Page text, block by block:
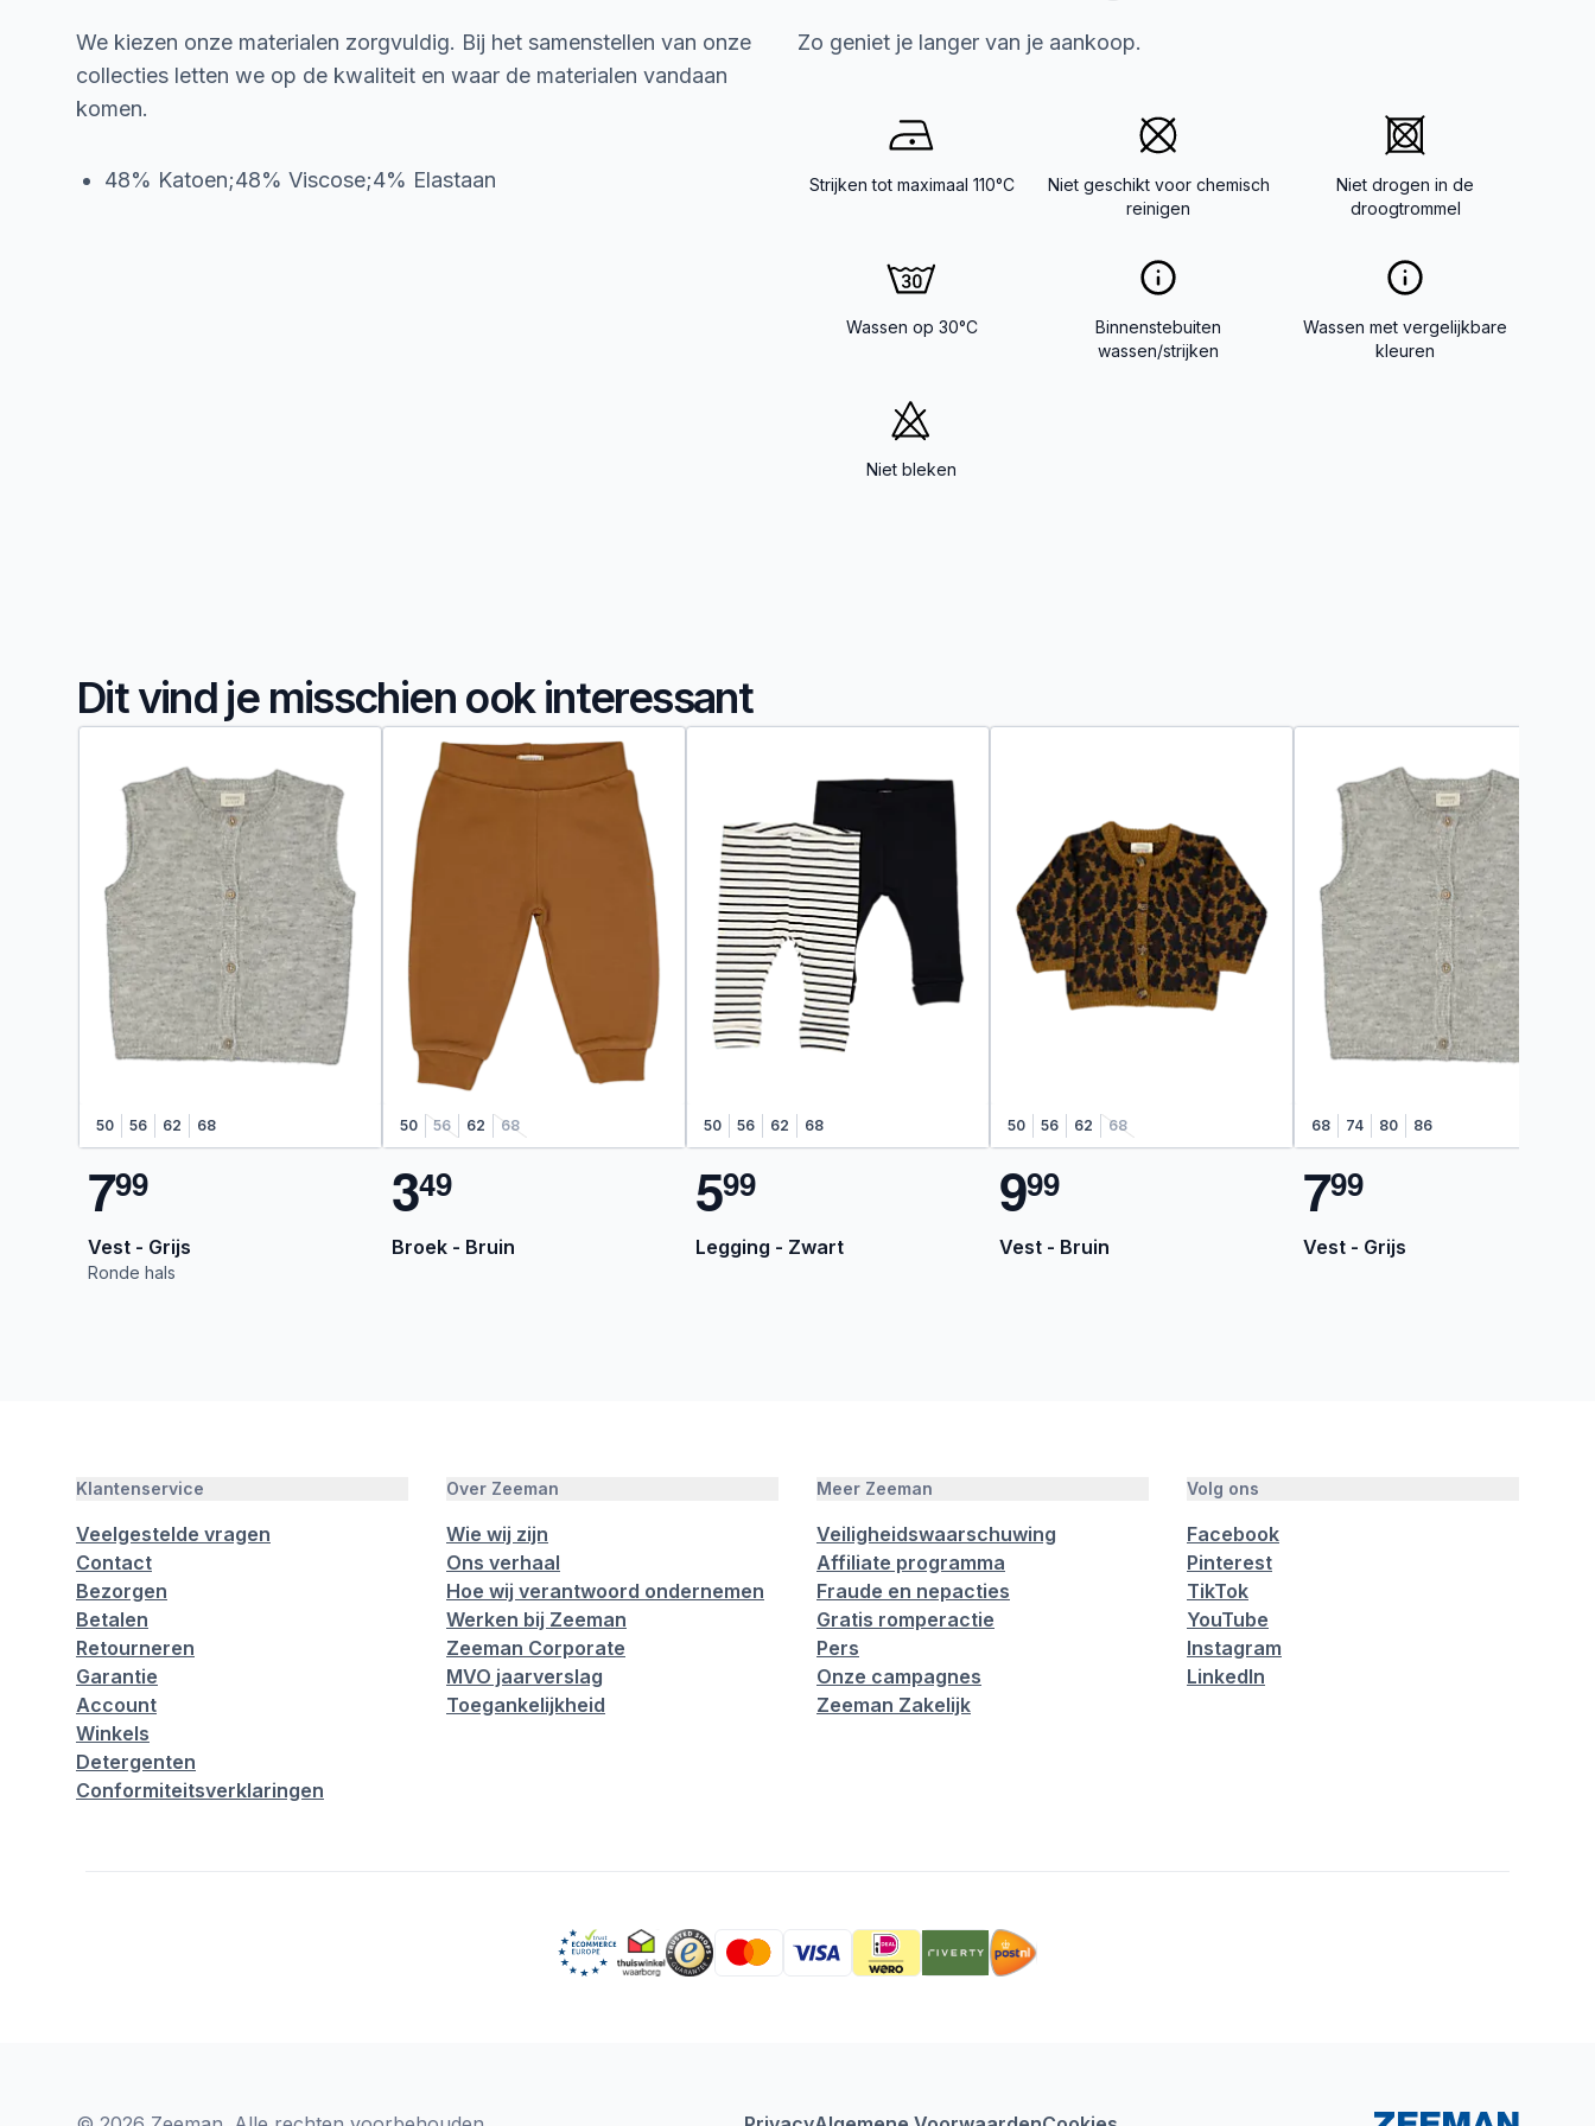
We kiezen onze materialen zorgvuldig. Bij het samenstellen van onze
collecties letten we op de kwaliteit en waar de materialen vandaan
komen.
48% Katoen;48% Viscose;4% Elastaan
Zo geniet je langer van je aankoop.
Strijken tot maximaal 110°C
Niet geschikt voor chemisch
reinigen
Niet drogen in de
droogtrommel
Wassen op 30°C
Binnenstebuiten
wassen/strijken
Wassen met vergelijkbare
kleuren
Niet bleken
Dit vind je misschien ook interessant
50 56 62 68
799
Vest - Grijs
Ronde hals
50 56 62 68
349
Broek - Bruin
50 56 62 68
599
Legging - Zwart
50 56 62 68
999
Vest - Bruin
68 74 80 86
799
Vest - Grijs
Klantenservice
Veelgestelde vragen
Contact
Bezorgen
Betalen
Retourneren
Garantie
Account
Winkels
Detergenten
Conformiteitsverklaringen
Over Zeeman
Wie wij zijn
Ons verhaal
Hoe wij verantwoord ondernemen
Werken bij Zeeman
Zeeman Corporate
MVO jaarverslag
Toegankelijkheid
Meer Zeeman
Veiligheidswaarschuwing
Affiliate programma
Fraude en nepacties
Gratis romperactie
Pers
Onze campagnes
Zeeman Zakelijk
Volg ons
Facebook
Pinterest
TikTok
YouTube
Instagram
LinkedIn